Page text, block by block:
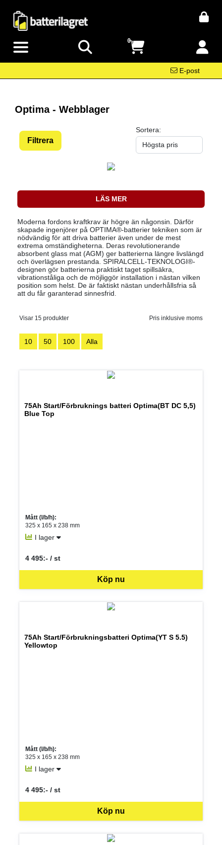
0
E-post
Optima - Webblager
Filtrera
Sortera:
LÄS MER
Moderna fordons kraftkrav är högre än någonsin. Därför
skapade ingenjörer på OPTIMA®-batterier tekniken som är
nödvändig för att driva batterier även under de mest
extrema omständigheterna. Deras revolutionerande
absorbent glass mat (AGM) ger batterierna längre livslängd
och överlägsen prestanda. SPIRALCELL-TEKNOLOGI®-
designen gör batterierna praktiskt taget spillsäkra,
vibrationståliga och de möjliggör installation i nästan vilken
position som helst. De är faktiskt nästan underhållsfria så
att du får garanterad sinnesfrid.
Visar 15 produkter Pris inklusive moms
10 50 100 Alla
75Ah Start/Förbruknings batteri Optima(BT DC 5,5)
Blue Top
Mått (l/b/h):
325 x 165 x 238 mm
I lager
Köp nu
4 495:- / st
SEK per ST
75Ah Start/Förbrukningsbatteri Optima(YT S 5.5)
Yellowtop
Mått (l/b/h):
325 x 165 x 238 mm
I lager
Köp nu
4 495:- / st
SEK per ST